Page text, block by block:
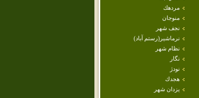
مردهك
منوجان
نجف شهر
نرماشير(رستم آباد)
نظام شهر
نگار
نودژ
هجدك
يزدان شهر